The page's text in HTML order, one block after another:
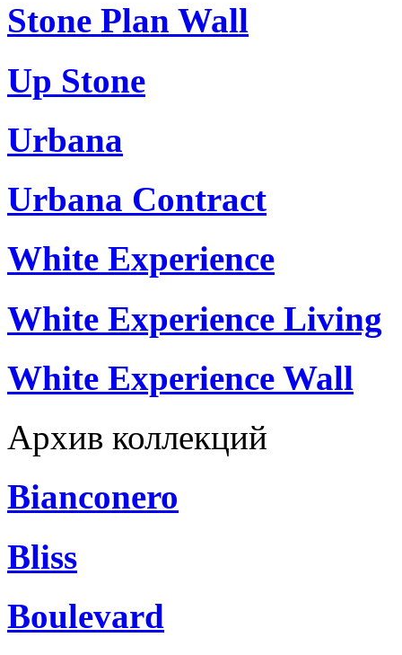
Stone Plan Wall
Up Stone
Urbana
Urbana Contract
White Experience
White Experience Living
White Experience Wall
Архив коллекций
Bianconero
Bliss
Boulevard